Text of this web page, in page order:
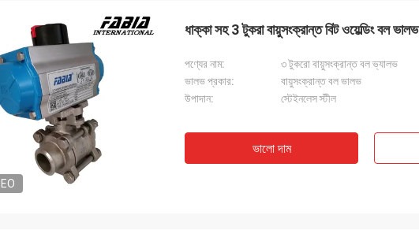
ধাক্কা সহ 3 টুকরা বায়ুসংক্রান্ত বিট ওয়েল্ডিং বল ভালভ
পণ্যের নাম:
৩ টুকরো বায়ুসংক্রান্ত বল ভ্যালভ
ভালভ প্রকার:
বায়ুসংক্রান্ত বল ভালভ
উপাদান:
স্টেইনলেস স্টীল
ভালো দাম